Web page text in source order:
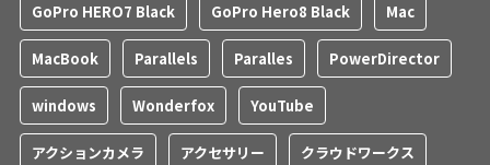
GoPro HERO7 Black GoPro Hero8 Black Mac
MacBook Parallels Paralles PowerDirector
windows Wonderfox YouTube
アクションカメラ アクセサリー クラウドワークス